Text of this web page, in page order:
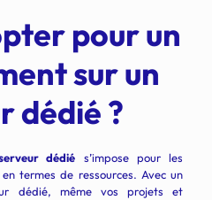
pour un
sur un
dédié ?
dédié s’impose pour les
termes de ressources. Avec un
dédié, même vos projets et